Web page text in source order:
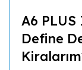
A6
Define